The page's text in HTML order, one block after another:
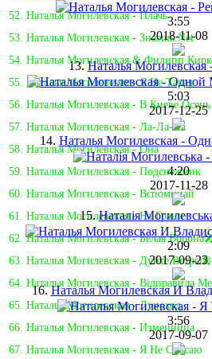
52. Наталья Могилевская - Плачь
53. Наталья Могилевская - Знаешь.Net
54. Наталья Могилевская & Филипп
55. Наталья Могилевская - Я Не Такая
56. Наталья Могилевская - В Киеве Осень
57. Наталья Могилевская - Ла-Ла-Ла
58. Наталья Могилевская - Она
59. Наталья Могилевская - Подснежник
60. Наталья Могилевская - Вспоминай
61. Наталья Могилевская - На Грани
62. Наталья Могилевская - Белая
63. Наталья Могилевская - Дуйте Ветры🎤
64. Наталья Могилевская - Відправила
65. Наталья Могилевская - Луноход
66. Наталья Могилевская - Изменница
67. Наталья Могилевская - Я Не Спасаю
3:55
2018-11-08
13.Наталья Могилевская
5:03
2017-12-25
14. Наталья Могилевская -
4:20
2017-11-28
15.Наталія
2:09
2017-09-23
16.Наталья Могилевская И
3:56
2017-09-07